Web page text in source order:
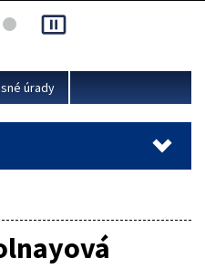
Ministerstva vnútra SR.
pause_presentation
úrady